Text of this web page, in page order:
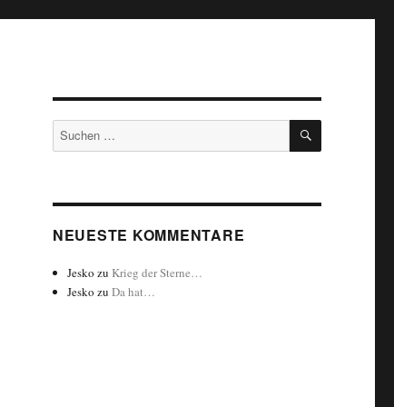
Suchen
nach:
SUCHEN
NEUESTE KOMMENTARE
Jesko zu Krieg der Sterne…
Jesko zuDa hat…